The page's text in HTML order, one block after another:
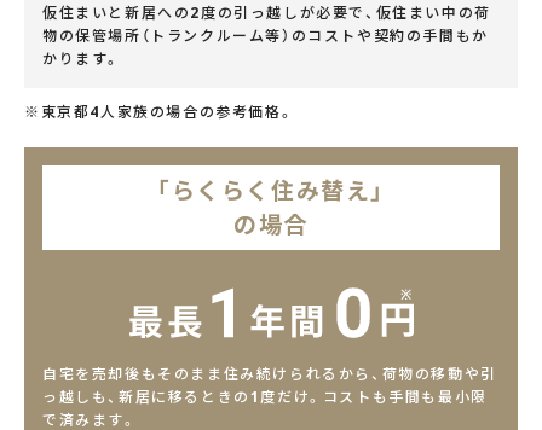
仮住まいと新居への2度の引っ越しが必要で、仮住まい中の荷
物の保管場所（トランクルーム等）のコストや契約の手間もか
かります。
※東京都4人家族の場合の参考価格。
「らくらく住み替え」
の場合
自宅を売却後もそのまま住み続けられるから、荷物の移動や引
っ越しも、新居に移るときの1度だけ。コストも手間も最小限
で済みます。